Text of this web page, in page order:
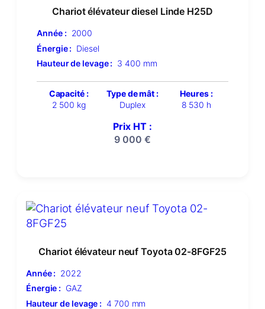
Chariot élévateur diesel Linde H25D
Année : 2000
Énergie : Diesel
Hauteur de levage : 3 400 mm
Capacité :
2 500 kg
Type de mât :
Duplex
Heures :
8 530 h
Prix HT :
9 000 €
Chariot élévateur neuf Toyota 02-8FGF25
Année : 2022
Énergie : GAZ
Hauteur de levage : 4 700 mm